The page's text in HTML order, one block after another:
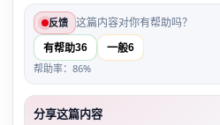
反馈 这篇内容对你有帮助吗？
有帮助36 一般6
帮助率：86%
分享这篇内容